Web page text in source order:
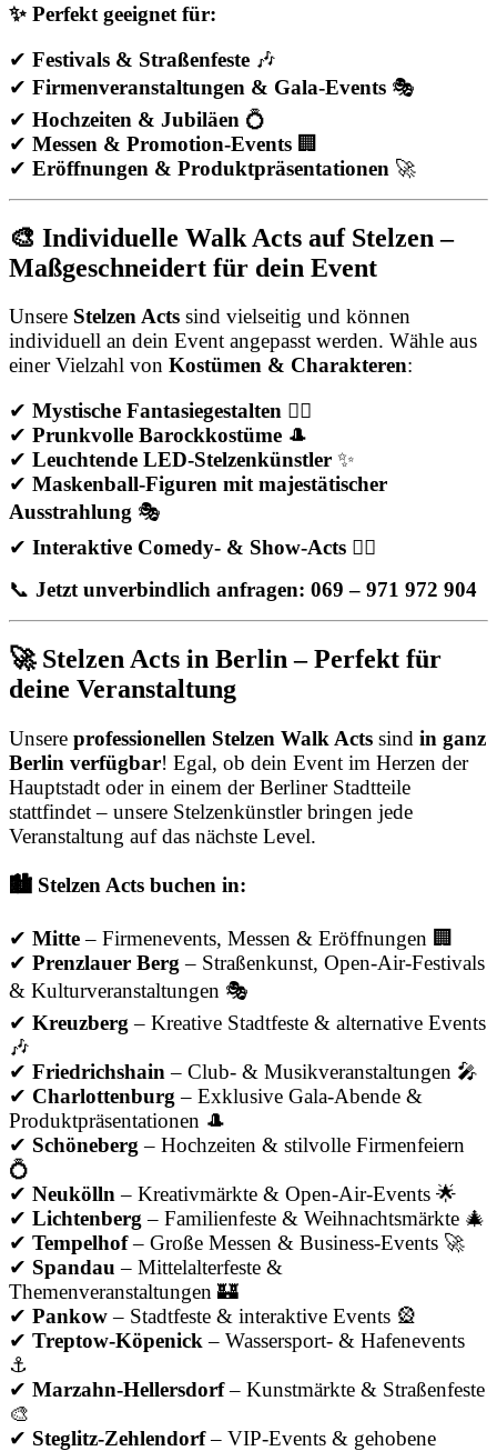
✨ Perfekt geeignet für:
✔ Festivals & Straßenfeste 🎶
✔ Firmenveranstaltungen & Gala-Events 🎭
✔ Hochzeiten & Jubiläen 💍
✔ Messen & Promotion-Events 🏢
✔ Eröffnungen & Produktpräsentationen 🚀
🎨 Individuelle Walk Acts auf Stelzen –
Maßgeschneidert für dein Event
Unsere Stelzen Acts sind vielseitig und können
individuell an dein Event angepasst werden. Wähle aus
einer Vielzahl von Kostümen & Charakteren:
✔ Mystische Fantasiegestalten 🧚‍♀️
✔ Prunkvolle Barockkostüme 🎩
✔ Leuchtende LED-Stelzenkünstler ✨
✔ Maskenball-Figuren mit majestätischer
Ausstrahlung 🎭
✔ Interaktive Comedy- & Show-Acts 🤹‍♂️
📞 Jetzt unverbindlich anfragen: 069 – 971 972 904
🚀 Stelzen Acts in Berlin – Perfekt für
deine Veranstaltung
Unsere professionellen Stelzen Walk Acts sind in ganz
Berlin verfügbar! Egal, ob dein Event im Herzen der
Hauptstadt oder in einem der Berliner Stadtteile
stattfindet – unsere Stelzenkünstler bringen jede
Veranstaltung auf das nächste Level.
🏙️ Stelzen Acts buchen in:
✔ Mitte– Firmenevents, Messen & Eröffnungen 🏢
✔ Prenzlauer Berg – Straßenkunst, Open-Air-Festivals
& Kulturveranstaltungen 🎭
✔ Kreuzberg – Kreative Stadtfeste & alternative Events
🎶
✔ Friedrichshain – Club- & Musikveranstaltungen 🎤
✔ Charlottenburg – Exklusive Gala-Abende &
Produktpräsentationen 🎩
✔ Schöneberg – Hochzeiten & stilvolle Firmenfeiern
💍
✔ Neukölln – Kreativmärkte & Open-Air-Events 🌟
✔ Lichtenberg – Familienfeste & Weihnachtsmärkte 🎄
✔ Tempelhof– Große Messen & Business-Events 🚀
✔ Spandau – Mittelalterfeste &
Themenveranstaltungen 🏰
✔ Pankow– Stadtfeste & interaktive Events 🎡
✔ Treptow-Köpenick – Wassersport- & Hafenevents
⚓
✔ Marzahn-Hellersdorf– Kunstmärkte & Straßenfeste
🎨
✔ Steglitz-Zehlendorf– VIP-Events & gehobene